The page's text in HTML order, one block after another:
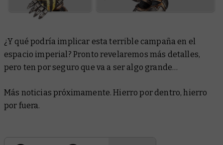
¿Y qué podría implicar esta terrible campaña en el
espacio imperial? Pronto revelaremos más detalles,
pero ten por seguro que va a ser algo grande…
Más noticias próximamente. Hierro por dentro, hierro
por fuera.